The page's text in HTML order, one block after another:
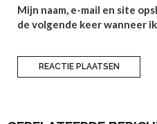
Mijn naam, e-mail en site
de volgende keer wanneer